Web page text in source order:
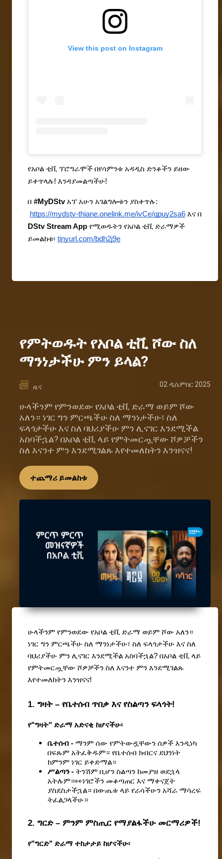
View this post on Instagram
የአቦል ቲቪ ፕሮግራሞች በየሳምንቱ አዳዲስ ድንቆችን ይዘው
ይቀጥላሉ! እንዳያመልጣችሁ!
በ #MyDStv አፕ አሁን አገልግሎቱን ያስቀጥሉ:
https://mydstv-thiane.onelink.me/ivCe/qpuy2sa6
DStv Stream App የሚወዱትን የአቦል ቲቪ ድራማዎች
ይመልከቱ፡ tinyurl.com/bdh2j9e
የምትወዱት የአቦል ቲቪ ሾው ስለ
ማንነታችሁ ምን ይላል?
ዜና 02 ዲሴምበር 2025
ሁላችንም የምንወደው የአቦል ቲቪ ድራማ ወይም ሾው
አለን። ነገር ግን ምርጫችሁ ስለ ማንነታችሁ፣ ስለ
ፍላጎታችሁ እና ስለ ባህሪያችሁ ምን ሊናገር እንደሚችል
አስባችኋል? በአቦል ቲቪ ላይ የምትመርጧቸው ሾዎቻችን
ስለ እናንተ ምን እንደሚገልጹ እየተመለከትን እንዝናና!
ተጨማሪ ይመልከቱ
ሁላችንም የምንወደው የአቦል ቲቪ ድራማ ወይም ሾው አለን።
ነገር ግን ምርጫችሁ ስለ ማንነታችሁ፣ ስለ ፍላጎታችሁ እና ስለ
ባህሪያችሁ ምን ሊናገር እንደሚችል አስባችኋል? በአቦል ቲቪ ላይ
የምትመርጧቸው ሾዎቻችን ስለ እናንተ ምን እንደሚገልጹ
እየተመለከትን እንዝናና!
1. ግዛት – የቤተሰብ ጥበቃ እና የስልጣን ፍላጎት!
የ"ግዛት" ድራማ አድናቂ ከሆናችሁ፡
ቤተሰብ - ማንም ሰው የምትውዷቸውን ሰዎች እንዲነካ
በፍጹም አትፈቅዱም። የቤተሰብ ክብርና ደህንነት
ከምንም ነገር ይቀድማል።
ሥልጣን - ትንሽም ቢሆን ስልጣን ከመያዝ ወደኋላ
አትሉም።👀ነገሮችን መቆጣጠር እና ማቀናጀት
ያስደስታችኋል። በውጤቱ ላይ የራሳችሁን አሻራ ማሳረፍ
ትፈልጋላችሁ።
2. ግርድ – ምንም ምስጢር የማያልፋችሁ መርማሪዎች!
የ"ግርድ" ድራማ ተከታታይ ከሆናችሁ፡